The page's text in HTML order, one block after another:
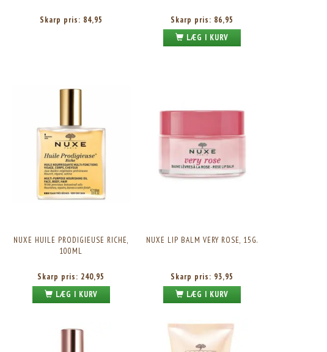
Skarp pris: 84,95 Skarp pris: 86,95
LÆG I KURV
NUXE HUILE PRODIGIEUSE RICHE,
100ML
Skarp pris: 240,95
LÆG I KURV
NUXE LIP BALM VERY ROSE, 15G.
Skarp pris: 93,95
LÆG I KURV